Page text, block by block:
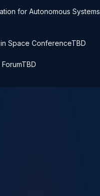
for Autonomous Systems
Space ConferenceTBD
TBD